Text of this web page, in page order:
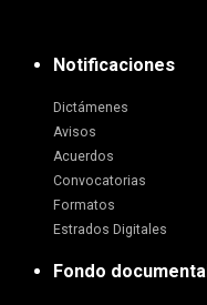
Notificaciones
Dictámenes
Avisos
Acuerdos
Convocatorias
Formatos
Estrados Digitales
Fondo documental